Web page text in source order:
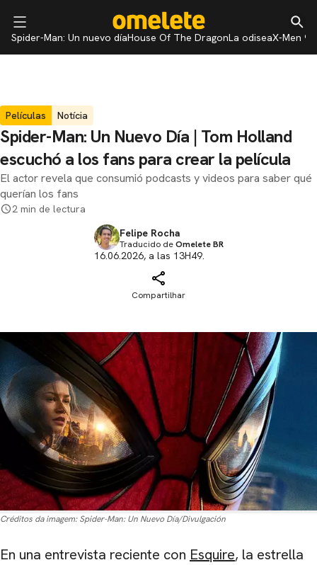
Spider-Man: Un nuevo díaHouse Of The DragonLa odiseaX-Men 97
Películas Notícia
Spider-Man: Un Nuevo Día | Tom Holland
escuchó a los fans para crear la película
El actor revela que consumió podcasts y videos para saber qué
querían los fans
2 min de lectura
Felipe Rocha
Traducido deOmelete BR
16.06.2026, a las 13H49.
Compartilhar
Créditos da imagem: Spider-Man: Un Nuevo Día/Divulgación
En una entrevista reciente con Esquire, la estrella